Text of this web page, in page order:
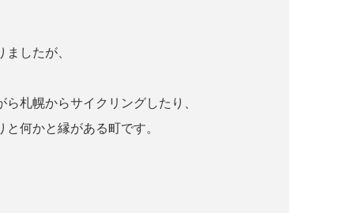
したが、
札幌からサイクリングしたり、
何かと縁がある町です。